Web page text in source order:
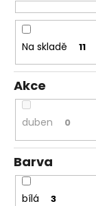
u
k
ů
Na skladě 11
Akce
duben 0
Barva
bílá 3